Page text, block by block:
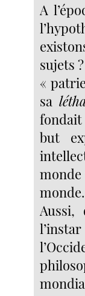
A
sujets
«
sa
but
monde.
Aussi,